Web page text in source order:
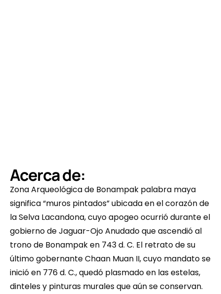
Acerca de:
Zona Arqueológica de Bonampak palabra maya
significa “muros pintados” ubicada en el corazón de
la Selva Lacandona, cuyo apogeo ocurrió durante el
gobierno de Jaguar-Ojo Anudado que ascendió al
trono de Bonampak en 743 d. C. El retrato de su
último gobernante Chaan Muan II, cuyo mandato se
inició en 776 d. C., quedó plasmado en las estelas,
dinteles y pinturas murales que aún se conservan.